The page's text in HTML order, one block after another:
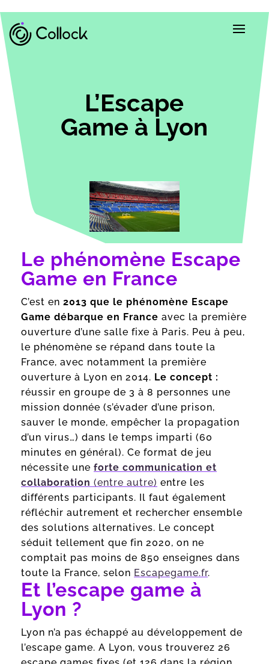
L’Escape
Game à Lyon
Le phénomène Escape
Game en France
C’est en 2013 que le phénomène Escape
Game débarque en France avec la première
ouverture d’une salle fixe à Paris. Peu à peu,
le phénomène se répand dans toute la
France, avec notamment la première
ouverture à Lyon en 2014. Le concept :
réussir en groupe de 3 à 8 personnes une
mission donnée (s’évader d’une prison,
sauver le monde, empêcher la propagation
d’un virus…) dans le temps imparti (60
minutes en général). Ce format de jeu
nécessite une forte communication et
collaboration (entre autre) entre les
différents participants. Il faut également
réfléchir autrement et rechercher ensemble
des solutions alternatives. Le concept
séduit tellement que fin 2020, on ne
comptait pas moins de 850 enseignes dans
toute la France, selon Escapegame.fr.
Et l’escape game à
Lyon ?
Lyon n’a pas échappé au développement de
l’escape game. A Lyon, vous trouverez 26